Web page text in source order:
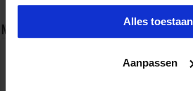
Alles toestaan
Aanpassen
Nieuwsbrief